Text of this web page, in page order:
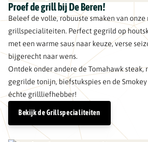
Proef de grill bij De Beren!
Beleef de volle, robuuste smaken van onze
grillspecialiteiten. Perfect gegrild op
met een warme saus naar keuze, verse
bijgerecht naar wens.
Ontdek onder andere de Tomahawk steak,
gegrilde tonijn, biefstukspies en de Smokey
échte grillliefhebber!
Bekijk de Grillspecialiteiten